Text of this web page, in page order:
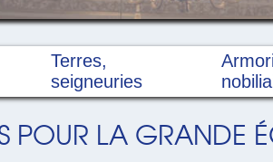
Terres,
seigneuries
POUR LA GRANDE